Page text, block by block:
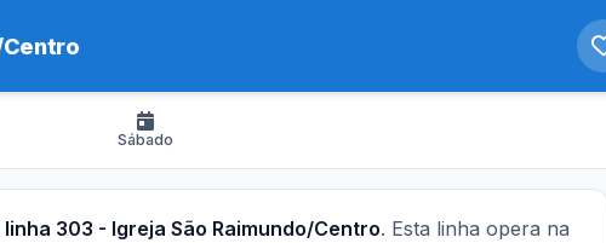
Centro
Sábado
303 - Igreja São Raimundo/Centro. Esta linha opera na